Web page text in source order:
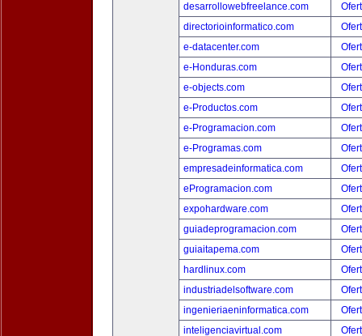
desarrollowebfreelance.com
directorioinformatico.com
e-datacenter.com
e-Honduras.com
e-objects.com
e-Productos.com
e-Programacion.com
e-Programas.com
empresadeinformatica.com
eProgramacion.com
expohardware.com
guiadeprogramacion.com
guiaitapema.com
hardlinux.com
industriadelsoftware.com
ingenieriaeninformatica.com
inteligenciavirtual.com